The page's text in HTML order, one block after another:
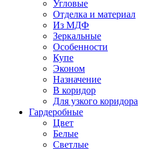
Угловые
Отделка и материал
Из МДФ
Зеркальные
Особенности
Купе
Эконом
Назначение
В коридор
Для узкого коридора
Гардеробные
Цвет
Белые
Светлые